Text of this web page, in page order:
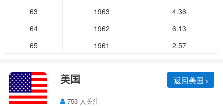
63
1963
4.36
64
1962
6.13
65
1961 2.57
美国 返回美国
753 人关注